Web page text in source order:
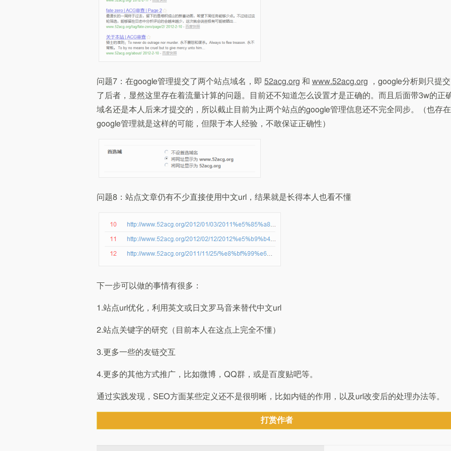
问题7：在google管理提交了两个站点域名，即 52acg.org 和 www.52acg.org
，google分析则只提交
了后者，显然这里存在着流量计算的问题。目前还不知道怎么设置才是正确的。而且后面带3w的正
域名还是本人后来才提交的，所以截止目前为止两个站点的google管理信息还不完全同步。（也存在
google管理就是这样的可能，但限于本人经验，不敢保证正确性）
问题8：站点文章仍有不少直接使用中文url，结果就是长得本人也看不懂
下一步可以做的事情有很多：
1.站点url优化，利用英文或日文罗马音来替代中文url
2.站点关键字的研究（目前本人在这点上完全不懂）
3.更多一些的友链交互
4.更多的其他方式推广，比如微博，QQ群，或是百度贴吧等。
通过实践发现，SEO方面某些定义还不是很明晰，比如内链的作用，以及url改变后的处理办法等。
打赏作者